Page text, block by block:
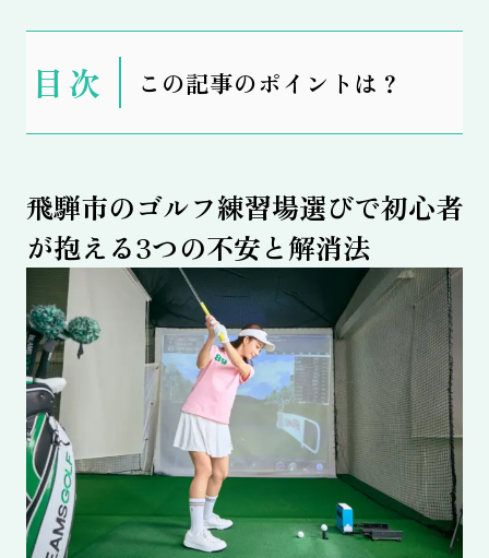
この記事のポイントは？
表
示
飛騨市のゴルフ練習場選びで初心者
が抱える3つの不安と解消法